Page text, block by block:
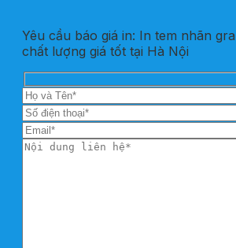
Yêu cầu báo giá in: In tem nhãn
chất lượng giá tốt tại Hà Nội